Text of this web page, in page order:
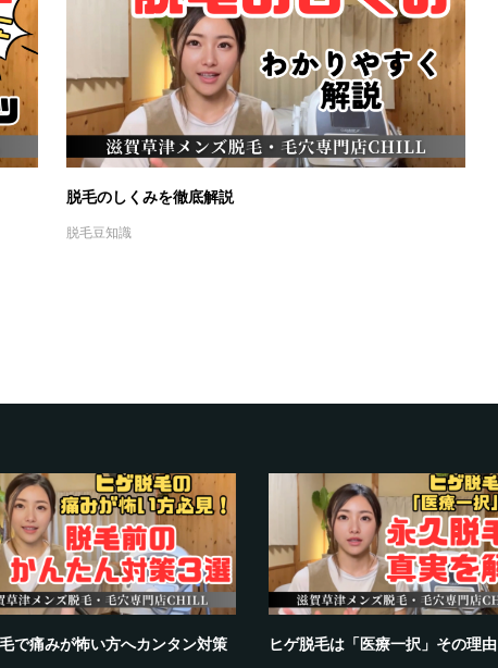
脱毛のしくみを徹底解説
脱毛豆知識
で痛みが怖い方へカンタン対策
ヒゲ脱毛は「医療一択」その理由